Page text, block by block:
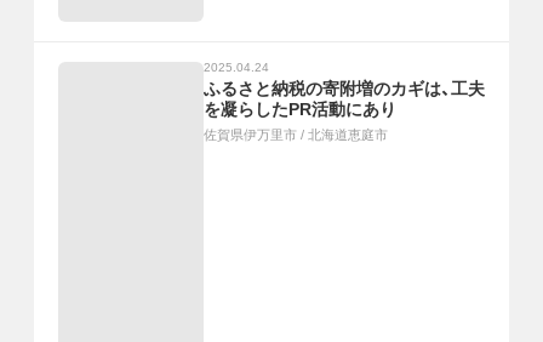
2025.04.24
ふるさと納税の寄附増のカギは、工夫
を凝らしたPR活動にあり
佐賀県伊万里市 / 北海道恵庭市